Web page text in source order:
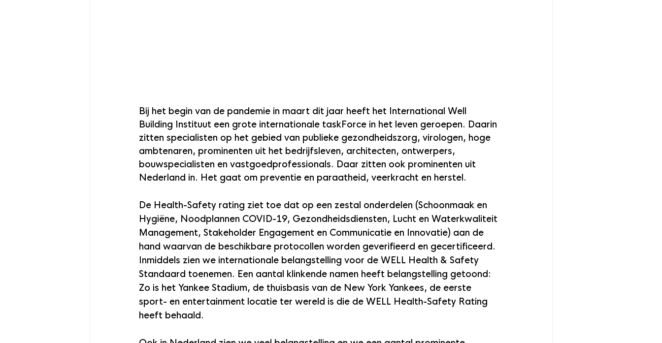
Bij het begin van de pandemie in maart dit jaar heeft het International Well
Building Instituut een grote internationale taskForce in het leven geroepen. Daarin
zitten specialisten op het gebied van publieke gezondheidszorg, virologen, hoge
ambtenaren, prominenten uit het bedrijfsleven, architecten, ontwerpers,
bouwspecialisten en vastgoedprofessionals. Daar zitten ook prominenten uit
Nederland in. Het gaat om preventie en paraatheid, veerkracht en herstel.
De Health-Safety rating ziet toe dat op een zestal onderdelen (Schoonmaak en
Hygiëne, Noodplannen COVID-19, Gezondheidsdiensten, Lucht en Waterkwaliteit
Management, Stakeholder Engagement en Communicatie en Innovatie) aan de
hand waarvan de beschikbare protocollen worden geverifieerd en gecertificeerd.
Inmiddels zien we internationale belangstelling voor de WELL Health & Safety
Standaard toenemen. Een aantal klinkende namen heeft belangstelling getoond:
Zo is het Yankee Stadium, de thuisbasis van de New York Yankees, de eerste
sport- en entertainment locatie ter wereld is die de WELL Health-Safety Rating
heeft behaald.